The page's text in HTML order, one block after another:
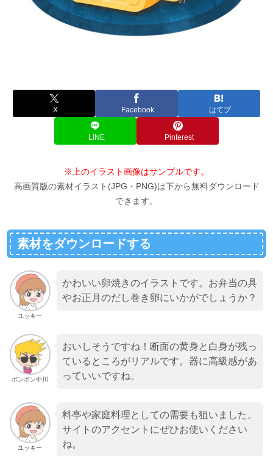
X Facebook はてブ
LINE Pinterest
※上のイラスト画像はサンプルです。
高画質版の素材イラスト(JPG・PNG)は下から無料ダウンロード
できます。
素材をダウンロードする
ユッキー
かわいい卵焼きのイラストです。お弁当の具
やお正月のだし巻き卵にいかがでしょうか？
ボンボン中川
おいしそうですね！断面の黄身と白身が残っ
ているところがリアルです。器に高級感があ
っていいですね。
ユッキー
料亭や家庭料理としての需要も狙いました。
サイトのアクセントにぜひお使いください
ね。